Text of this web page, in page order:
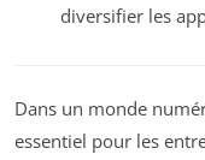
diversifier les
Dans un monde
essentiel pour les